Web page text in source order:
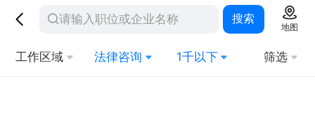
搜索
地图
工作区域 法律咨询 1千以下 筛选